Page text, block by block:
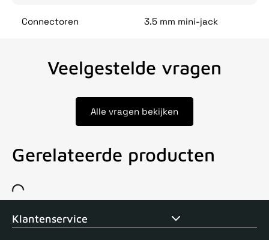
Connectoren 3.5 mm mini-jack
Veelgestelde vragen
Alle vragen bekijken
Gerelateerde producten
Voor 15uur besteld, zelfde dag verstuurd Echte winkel +35
Klantenservice